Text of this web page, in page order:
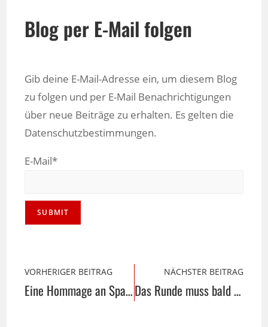
Blog per E-Mail folgen
Gib deine E-Mail-Adresse ein, um diesem Blog
zu folgen und per E-Mail Benachrichtigungen
über neue Beiträge zu erhalten. Es gelten die
Datenschutzbestimmungen.
E-Mail*
VORHERIGER BEITRAG
Eine Hommage an Spanien mit Herz und Flamenco-Rhythmen
NÄCHSTER BEITRAG
Das Runde muss bald wieder ins Eckige …